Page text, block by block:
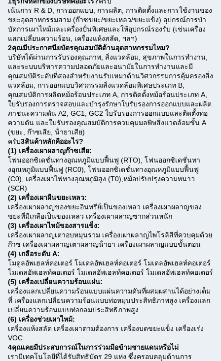
เน้นการ R & D, การออกแบบ, การผลิต, การติดตั้งและการใช้งานของ
ขยะอุตสาหกรรมสาม (ก๊าซขยะ/ขยะเหลว/ขยะแข็ง) อุปกรณ์การบํา
บัดการเผาไหม้และเครื่องปั่นพิเศษและให้อุปกรณ์รองรับ (เช่นเครื่อง
แลกเปลี่ยนความร้อน, เครื่องแห้งสลัด, ฯลฯ)
2คุณมีประกาศนียบัตรคุณสมบัติด้านอุตสาหกรรมไหม?
บริษัทได้ผ่านการรับรองคุณภาพ, สิ่งแวดล้อม, สุขภาพในการทํางาน,
และระบบบริหารความปลอดภัยและอนามัยในการทํางานและมี
คุณสมบัติระดับที่สองสําหรับงานรับเหมาด้านวิศวกรรมการคุ้มครองสิ่ง
แวดล้อม, การออกแบบวิศวกรรมสิ่งแวดล้อมพิเศษประเภท B,
คุณสมบัติการผลิตหม้อร้อนประเภท A, การติดตั้งหม้อร้อนประเภท A,
ใบรับรองการตรวจสอบและบํารุงรักษาใบรับรองการออกแบบและผลิต
ภาชนะความดัน A2, GC1, GC2 ใบรับรองการออกแบบและติดตั้งท่อ
ความดัน และใบรับรองคุณสมบัติการควบคุมมลพิษสิ่งแวดล้อมชั้น A
(ขยะ, ก๊าซเสีย, น้ํายาเสีย)
ครับ3สินค้าหลักคืออะไร?
(1) เครื่องเผาผลาญก๊าซเสีย:
โฟนออกซิเดชั่นทางอุณหภูมิแบบฟื้นฟู (RTO), โฟนออกซิเดชั่นทา
งอุณหภูมิแบบฟื้นฟู (RC0), โฟนออกซิเดชั่นทางอุณหภูมิแบบฟื้นฟู
(C0), เครื่องเผาไฟทางอุณหภูมิสูง (T0),หม้อปรับปรุงความหนาว
(SCR)
(2) เครื่องเผาผืนขยะเหลว:
เครื่องเผาผลาญของขยะอินทรีย์เป็นของเหลว เครื่องเผาผลาญของ
ขยะที่มีเกลือเป็นของเหลว เครื่องเผาผลาญซากส่วนหนัก
(3) เครื่องเผาไหม้ของสารแข็ง:
เครื่องเผาผลาญเตาอบหมุนรวม เครื่องเผาผลาญไพโรลิสีที่ควบคุมด้วย
ก๊าซ เครื่องเผาผลาญเตาผลาญน้ํายา เครื่องเผาผลาญแบบขั้นตอน
(4) เกลือระดับ A:
โมดูลอัพเฮลท์คอเตอร์ โมเดลอัพเฮลท์คอเตอร์ โมเดลอัพเฮลท์คอเตอร์
โมเดลอัพเฮลท์คอเตอร์ โมเดลอัพเฮลท์คอเตอร์ โมเดลอัพเฮลท์คอเตอร์
(5) เครื่องเปลี่ยนความร้อนแผ่น:
เครื่องแลกเปลี่ยนความร้อนแบบแผ่นความดันที่ผสมผสานได้อย่างเต็ม
ที่ เครื่องแลกเปลี่ยนความร้อนแบบท่อหมุนประสิทธิภาพสูง เครื่องแลก
เปลี่ยนความร้อนแบบท่อกลมประสิทธิภาพสูง
(6) เครื่องช่วยเผาไหม้:
เครื่องแห้งสลัด เครื่องเผาตามต้องการ เครื่องบดขยะแข็ง เครื่องเร่ง
VOC
4คุณเคยมีประสบการณ์ในการร่วมมือข้ามชายแดนหรือไม่
เรามีเทคโนโลยีที่ได้รับสิทธิบัตร 29 แห่ง ซึ่งครอบคลุมด้านการ